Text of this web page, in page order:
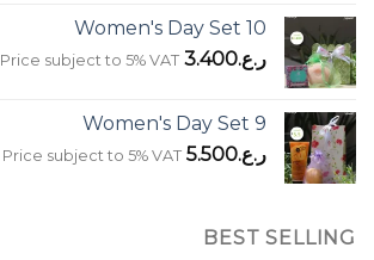
Women's Day Set 10
ر.ع.3.400
Price subject to 5% VAT
Women's Day Set 9
ر.ع.5.500
Price subject to 5% VAT
BEST SELLING